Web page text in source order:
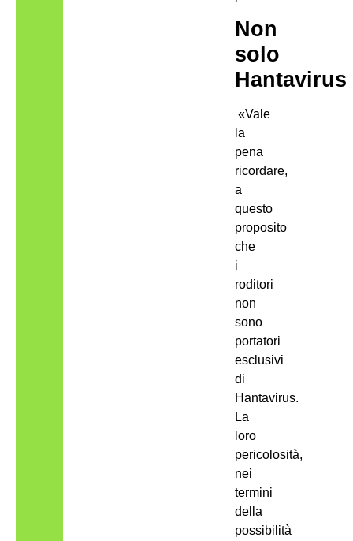
Non
solo
Hantavirus
«Vale
la
pena
ricordare,
a
questo
proposito
che
i
roditori
non
sono
portatori
esclusivi
di
Hantavirus.
La
loro
pericolosità,
nei
termini
della
possibilità